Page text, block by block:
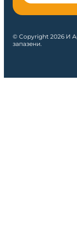
© Copyright 2026 И
запазени.